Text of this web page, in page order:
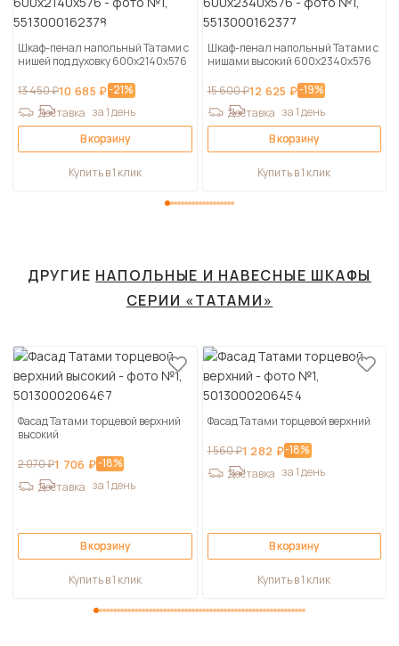
Шкаф-пенал напольный Татами с
нишей под духовку 600х2140х576
13 450 ₽10 685 ₽-21%
Доставка за 1 день
В корзину
Купить в 1 клик
Шкаф-пенал напольный Татами с
нишами высокий 600х2340х576
15 600 ₽12 625 ₽-19%
Доставка за 1 день
В корзину
Купить в 1 клик
ДРУГИЕ НАПОЛЬНЫЕ И НАВЕСНЫЕ ШКАФЫ
СЕРИИ «ТАТАМИ»
Фасад Татами торцевой верхний
высокий
2 070 ₽1 706 ₽-18%
Доставка за 1 день
В корзину
Купить в 1 клик
Фасад Татами торцевой верхний
1 560 ₽1 282 ₽-18%
Доставка за 1 день
В корзину
Купить в 1 клик